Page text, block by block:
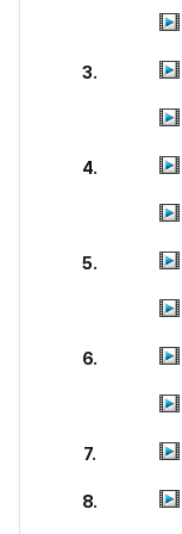
3.
4.
5.
6.
7.
8.